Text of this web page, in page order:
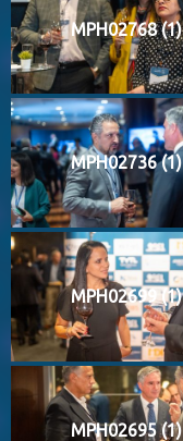
MPH02768 (1)
MPH02736 (1)
MPH02699 (1)
MPH02695 (1)